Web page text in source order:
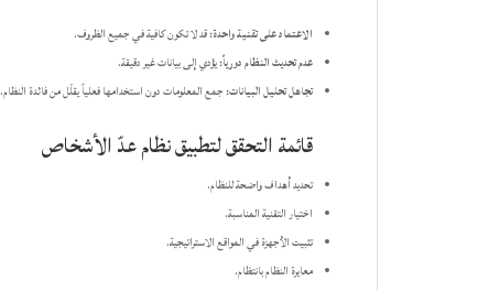
الاعتماد على تقنية واحدة:قد لا تكون كافية في جميع الظروف.​
عدم تحديث النظام دورياً:يؤدي إلى بيانات غير دقيقة.​
تجاهل تحليل البيانات:جمع المعلومات دون استخدامها فعلياً يقلّل من فائدة النظام.​
قائمة التحقق لتطبيق نظام عدّ الأشخاص
تحديد أهداف واضحة للنظام.​
اختيار التقنية المناسبة.​
تثبيت الأجهزة في المواقع الاستراتيجية.​
معايرة النظام بانتظام.​